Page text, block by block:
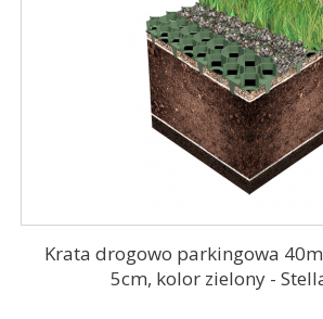
Krata drogowo parkingowa
5cm, kolor zielony -